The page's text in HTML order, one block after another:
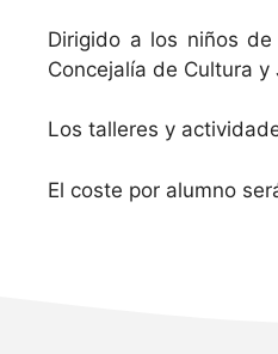
Dirigido a los niños
Concejalía de Cultura
Los talleres y
El coste por alumno